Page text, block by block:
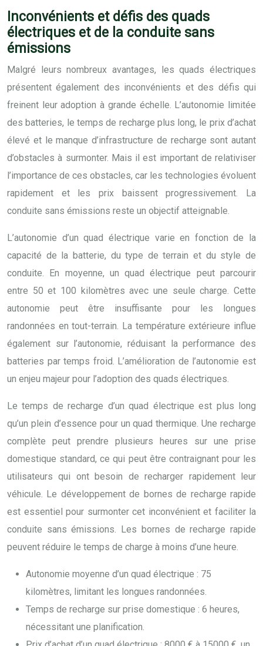
Inconvénients et défis des quads
électriques et de la conduite sans
émissions
Malgré leurs nombreux avantages, les quads électriques
présentent également des inconvénients et des défis qui
freinent leur adoption à grande échelle. L’autonomie limitée
des batteries, le temps de recharge plus long, le prix d’achat
élevé et le manque d’infrastructure de recharge sont autant
d’obstacles à surmonter. Mais il est important de relativiser
l’importance de ces obstacles, car les technologies évoluent
rapidement et les prix baissent progressivement. La
conduite sans émissions reste un objectif atteignable.
L’autonomie d’un quad électrique varie en fonction de la
capacité de la batterie, du type de terrain et du style de
conduite. En moyenne, un quad électrique peut parcourir
entre 50 et 100 kilomètres avec une seule charge. Cette
autonomie peut être insuffisante pour les longues
randonnées en tout-terrain. La température extérieure influe
également sur l’autonomie, réduisant la performance des
batteries par temps froid. L’amélioration de l’autonomie est
un enjeu majeur pour l’adoption des quads électriques.
Le temps de recharge d’un quad électrique est plus long
qu’un plein d’essence pour un quad thermique. Une recharge
complète peut prendre plusieurs heures sur une prise
domestique standard, ce qui peut être contraignant pour les
utilisateurs qui ont besoin de recharger rapidement leur
véhicule. Le développement de bornes de recharge rapide
est essentiel pour surmonter cet inconvénient et faciliter la
conduite sans émissions. Les bornes de recharge rapide
peuvent réduire le temps de charge à moins d’une heure.
Autonomie moyenne d’un quad électrique : 75
kilomètres, limitant les longues randonnées.
Temps de recharge sur prise domestique : 6 heures,
nécessitant une planification.